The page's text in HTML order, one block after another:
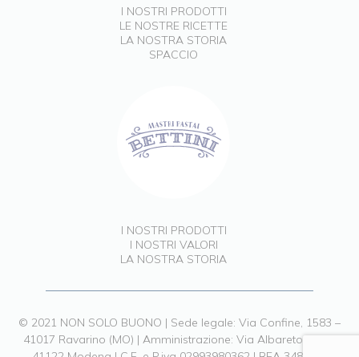
I NOSTRI PRODOTTI
LE NOSTRE RICETTE
LA NOSTRA STORIA
SPACCIO
I NOSTRI PRODOTTI
I NOSTRI VALORI
LA NOSTRA STORIA
© 2021 NON SOLO BUONO | Sede legale: Via Confine, 1583 –
41017 Ravarino (MO) | Amministrazione: Via Albareto, 211 –